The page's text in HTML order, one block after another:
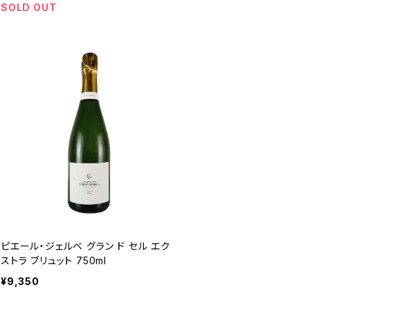
SOLD OUT
ピエール・ジェルベ グラン ド セル エク
ストラ ブリュット 750ml
¥9,350